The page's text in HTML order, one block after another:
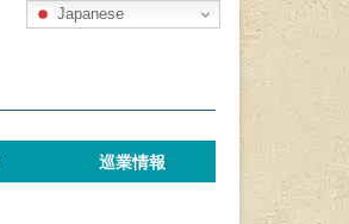
巡業情報
Japanese